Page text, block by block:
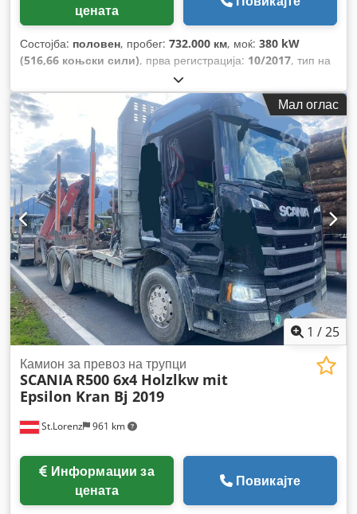
цената
Состојба: половен, пробег: 732.000 км, моќ: 380 kW
(516,66 коњски сили), прва регистрација: 10/2017, тип на
, вкупна тежина:
оските:3 оски, боја:црна, тип на пренос:автоматски,
емисиона класа:
Еуро 6 , должина на товарниот простор:
6.100 мм
, ширина на товарниот простор:2.300 мм,
Опрема:грејач за паркирање, клима уред, кран,
Мал оглас
1 /25
St.Lorenz 961 km
Камион за превоз на трупци
SCANIA R500 6x4 Holzlkw mit
Epsilon Kran Bj 2019
цената
Повикајте